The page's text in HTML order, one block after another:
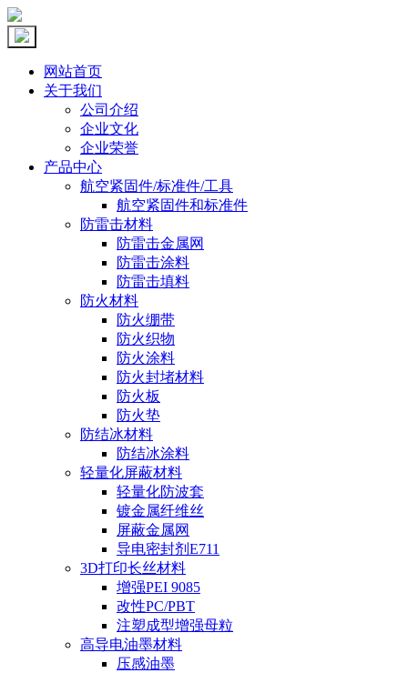
网站首页
关于我们
公司介绍
企业文化
企业荣誉
产品中心
航空紧固件/标准件/工具
航空紧固件和标准件
防雷击材料
防雷击金属网
防雷击涂料
防雷击填料
防火材料
防火绷带
防火织物
防火涂料
防火封堵材料
防火板
防火垫
防结冰材料
防结冰涂料
轻量化屏蔽材料
轻量化防波套
镀金属纤维丝
屏蔽金属网
导电密封剂E711
3D打印长丝材料
增强PEI 9085
改性PC/PBT
注塑成型增强母粒
高导电油墨材料
压感油墨